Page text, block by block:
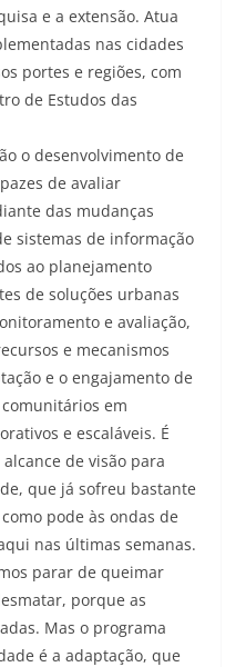
e a extensão. Atua
nas cidades
portes e regiões, com
de Estudos das
o desenvolvimento de
de avaliar
das mudanças
sistemas de informação
ao planejamento
de soluções urbanas
e avaliação,
e mecanismos
e o engajamento de
em
e escaláveis. É
de visão para
que já sofreu bastante
pode às ondas de
nas últimas semanas.
parar de queimar
porque as
Mas o programa
é a adaptação, que